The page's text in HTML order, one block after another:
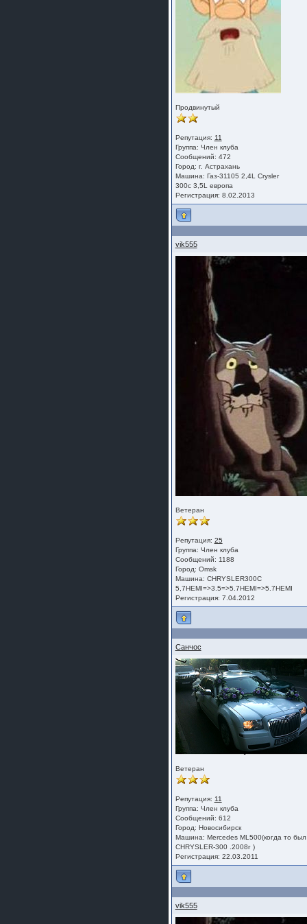
Продвинутый
Репутация: 11
Группа: Член клуба
Сообщений: 472
Город: г. Астрахань
Машина: Газ-31105 2,4L Crysler
300c 3,5L европа
Регистрация: 8.02.2013
vik555
Ветеран
Репутация: 25
Группа: Член клуба
Сообщений: 1188
Город: Omsk
Машина: CHRYSLER300C
5,7HEMI=>3.5=>5.7HEMI=>5.7HEMI
Регистрация: 7.04.2012
Санчос
Ветеран
Репутация: 11
Группа: Член клуба
Сообщений: 612
Город: Новосибирск
Машина: Mercedes ML500(когда то был
CHRYSLER-300 .2008г )
Регистрация: 22.03.2011
vik555